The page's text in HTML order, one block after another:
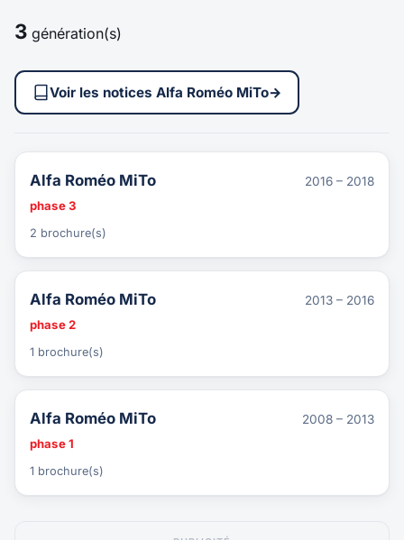
3 génération(s)
Voir les notices Alfa Roméo MiTo→
Alfa Roméo MiTo
2016 – 2018
phase 3
2 brochure(s)
Alfa Roméo MiTo
2013 – 2016
phase 2
1 brochure(s)
Alfa Roméo MiTo
2008 – 2013
phase 1
1 brochure(s)